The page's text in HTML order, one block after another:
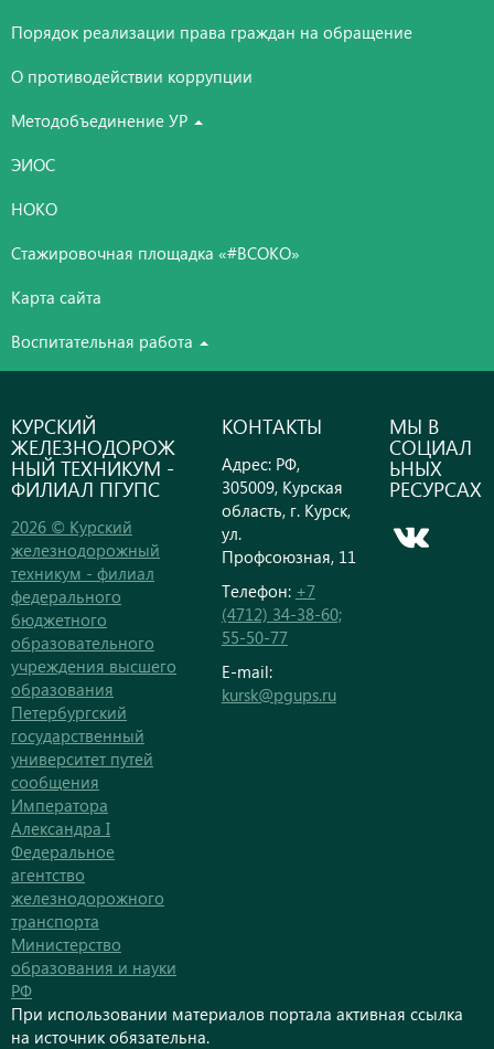
Порядок реализации права граждан на обращение
О противодействии коррупции
Методобъединение УР
ЭИОС
НОКО
Стажировочная площадка «#ВСОКО»
Карта сайта
Воспитательная работа
КУРСКИЙ
ЖЕЛЕЗНОДОРОЖ
НЫЙ ТЕХНИКУМ -
ФИЛИАЛ ПГУПС
2026 © Курский
железнодорожный
техникум - филиал
федерального
бюджетного
образовательного
учреждения высшего
образования
Петербургский
государственный
университет путей
сообщения
Императора
Александра I
Федеральное
агентство
железнодорожного
транспорта
Министерство
образования и науки
РФ
КОНТАКТЫ
Адрес: РФ,
305009, Курская
область, г. Курск,
ул.
Профсоюзная, 11
Телефон: +7
(4712) 34-38-60;
55-50-77
E-mail:
kursk@pgups.ru
МЫ В
СОЦИАЛ
ЬНЫХ
РЕСУРСАХ
При использовании материалов портала активная ссылка
на источник обязательна.